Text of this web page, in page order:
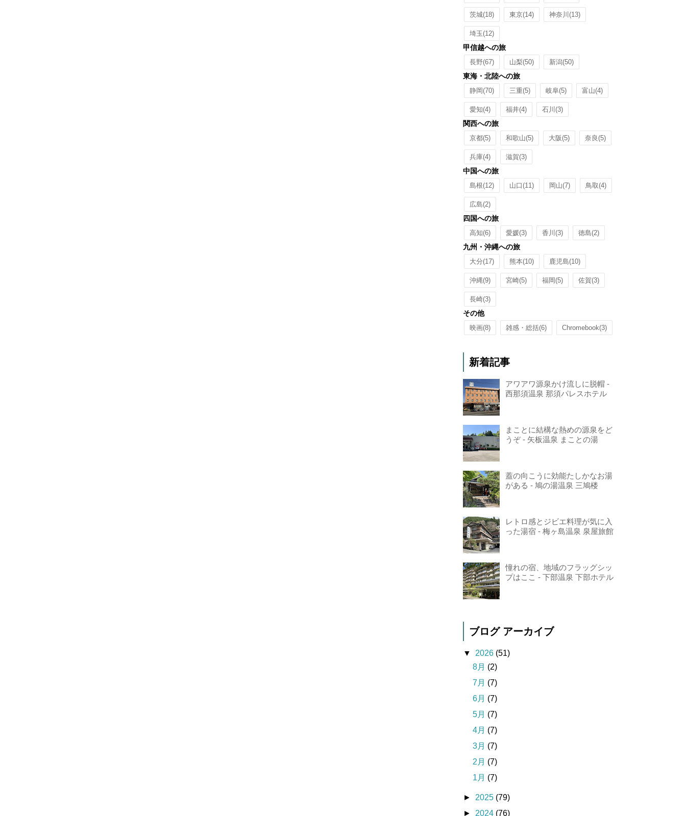
茨城(18) 東京(14) 神奈川 (13)
埼玉(12)
甲信越への旅
長野(67) 山梨(50) 新潟(50)
東海・北陸への旅
静岡(70) 三重(5) 岐阜(5) 富山(4)
愛知(4) 福井(4) 石川 (3)
関西への旅
京都(5) 和歌山(5) 大阪(5) 奈良(5)
兵庫(4) 滋賀(3)
中国への旅
島根(12) 山口(11) 岡山(7) 鳥取(4)
広島(2)
四国への旅
高知(6) 愛媛(3) 香川 (3) 徳島(2)
九州・沖縄への旅
大分(17) 熊本(10) 鹿児島(10)
沖縄(9) 宮崎(5) 福岡(5) 佐賀(3)
長崎(3)
その他
映画(8) 雑感・総括(6) Chromebook(3)
新着記事
アワアワ源泉かけ流しに脱帽 -
西那須温泉 那須パレスホテル
まことに結構な熱めの源泉をど
うぞ - 矢板温泉 まことの湯
蓋の向こうに効能たしかなお湯
がある - 鳩の湯温泉 三鳩楼
レトロ感とジビエ料理が気に入
った湯宿 - 梅ヶ島温泉 泉屋旅館
憧れの宿、地域のフラッグシッ
プはここ - 下部温泉 下部ホテル
ブログ アーカイブ
▼ 2026 (51)
8月 (2)
7月 (7)
6月 (7)
5月 (7)
4月 (7)
3月 (7)
2月 (7)
1月 (7)
► 2025 (79)
► 2024 (76)